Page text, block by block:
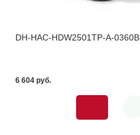
DH-HAC-HDW2501TP-A-0360B
6 604 pуб.